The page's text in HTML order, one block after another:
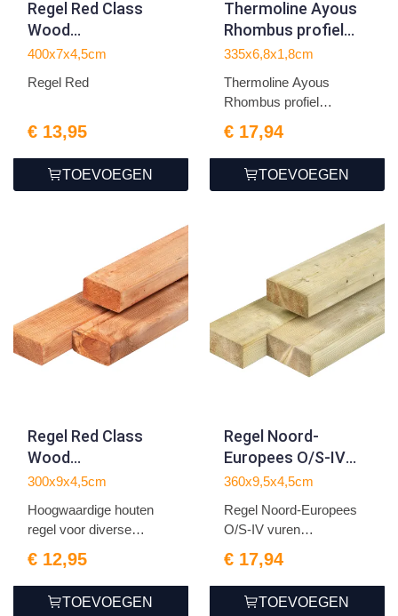
Regel Red Class
Wood
4.5x7.0x400cm
400x7x4,5cm
Regel Red
€ 13,95
TOEVOEGEN
Thermoline Ayous
Rhombus profiel
geschaafd
335x6,8x1,8cm
Thermoline Ayous
Rhombus profiel
€ 17,94
TOEVOEGEN
Regel Red Class
Wood
4.5x9.0x300cm
300x9x4,5cm
Hoogwaardige houten
regel voor diverse
€ 12,95
TOEVOEGEN
Regel Noord-
Europees O/S-IV
vuren
360x9,5x4,5cm
Regel Noord-Europees
O/S-IV vuren
€ 17,94
TOEVOEGEN